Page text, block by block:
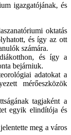
igazgatójának, és
oktatás
és így az ott
számára.
és így a
bejárniuk.
adatokat a
mérőeszközök
tagjaként a
egyik elindítója és
meg a város